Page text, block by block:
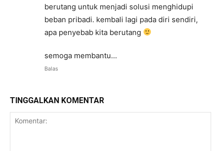
berutang untuk menjadi solusi menghidupi
beban pribadi. kembali lagi pada diri sendiri,
apa penyebab kita berutang
semoga membantu…
Balas
TINGGALKAN KOMENTAR